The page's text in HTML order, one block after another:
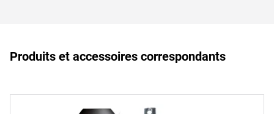
Produits et accessoires correspondants